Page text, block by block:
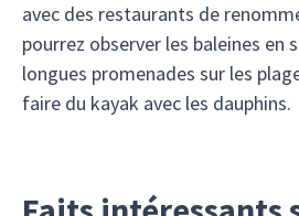
avec des restaurants de
pourrez observer les baleines en
longues promenades sur les
faire du kayak avec les dauphins.